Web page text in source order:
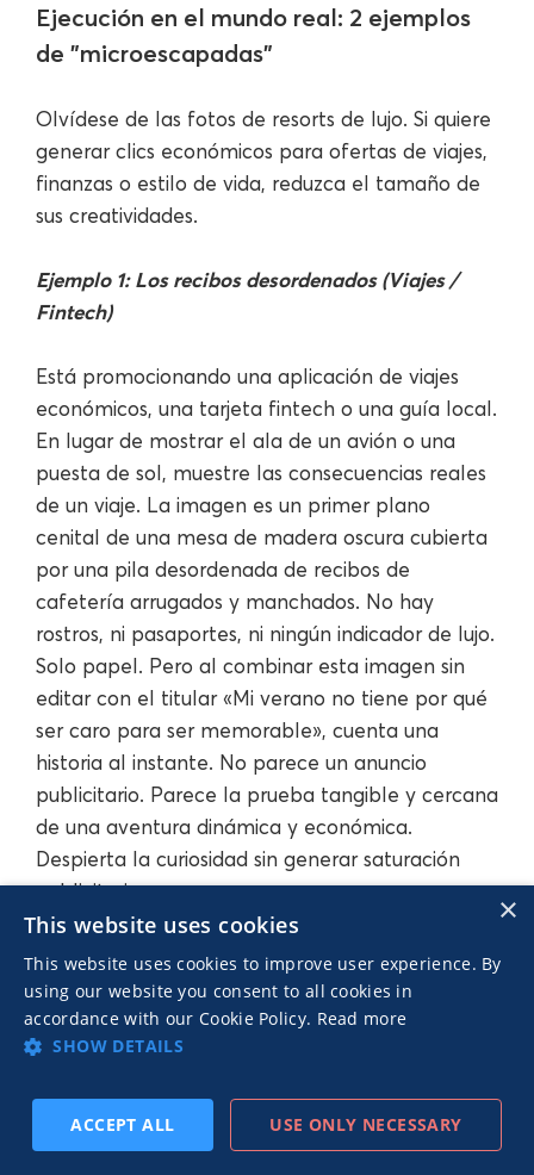
Ejecución en el mundo real: 2 ejemplos
de "microescapadas"
Olvídese de las fotos de resorts de lujo. Si quiere
generar clics económicos para ofertas de viajes,
finanzas o estilo de vida, reduzca el tamaño de
sus creatividades.
Ejemplo 1: Los recibos desordenados (Viajes /
Fintech)
Está promocionando una aplicación de viajes
económicos, una tarjeta fintech o una guía local.
En lugar de mostrar el ala de un avión o una
puesta de sol, muestre las consecuencias reales
de un viaje. La imagen es un primer plano
cenital de una mesa de madera oscura cubierta
por una pila desordenada de recibos de
cafetería arrugados y manchados. No hay
rostros, ni pasaportes, ni ningún indicador de lujo.
Solo papel. Pero al combinar esta imagen sin
editar con el titular «Mi verano no tiene por qué
ser caro para ser memorable», cuenta una
historia al instante. No parece un anuncio
publicitario. Parece la prueba tangible y cercana
de una aventura dinámica y económica.
Despierta la curiosidad sin generar saturación
publicitaria.
×
This website uses cookies
This website uses cookies to improve user experience. By
using our website you consent to all cookies in
accordance with our Cookie Policy. Read more
SHOW DETAILS
ACCEPT ALL USE ONLY NECESSARY